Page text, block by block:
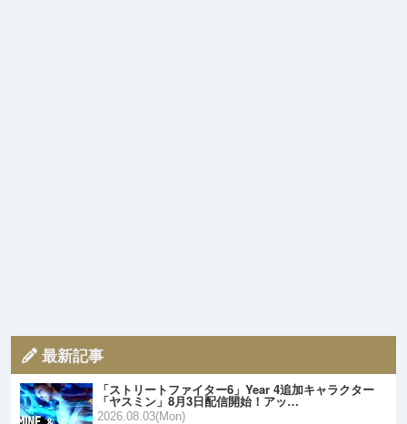
最新記事
「ストリートファイター6」Year 4追加キャラクター
「ヤスミン」8月3日配信開始！アッ…
2026.08.03(Mon)